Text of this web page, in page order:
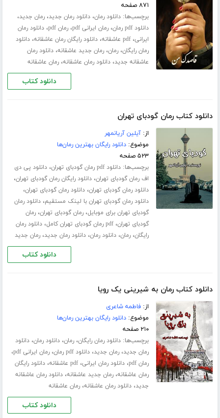
۸۷۱ صفحه
برچسب‌ها:دانلود رمان،دانلود رمان جدید،رمان جدید،
دانلود pdf رمان ،رمان ایرانی pdf ،رمان pdf ،دانلود رمان
ایرانی،pdf عاشقانه ،دانلود رایگان رمان عاشقانه،دانلود
رمان رایگان،رمان،رمان جدید عاشقانه،دانلود رمان
عاشقانه جدید،دانلود رمان عاشقانه،رمان عاشقانه
دانلود کتاب
دانلود کتاب رمان گودبای تهران
از:آیلین آریانمهر
موضوع:دانلود رایگان بهترین رمان‌ها
۵۲۳ صفحه
برچسب‌ها:دانلود pdf رمان گودبای تهران ،دانلود پی دی
اف رمان گودبای تهران،دانلود رایگان رمان گودبای تهران،
دانلود رمان گودبای تهران،دانلود رمان گودبای تهران،
دانلود رمان گودبای تهران با لینک مستقیم،دانلود رمان
گودبای تهران برای موبایل،رمان گودبای تهران،رمان
گودبای تهران،pdf رمان گودبای تهران کامل ،دانلود رمان
رایگان،رمان،دانلود رمان،دانلود رمان جدید،رمان جدید
دانلود کتاب
دانلود کتاب رمان به شیرینی یک رویا
از:فاطمه شاعری
موضوع:دانلود رایگان بهترین رمان‌ها
۲۱۰ صفحه
برچسب‌ها:دانلود رمان رایگان،رمان،دانلود رمان،دانلود
رمان جدید،رمان جدید،دانلود pdf رمان ،رمان ایرانی pdf ،
رمان pdf ،دانلود رمان ایرانی،pdf عاشقانه ،دانلود رایگان
رمان عاشقانه،رمان جدید عاشقانه،دانلود رمان عاشقانه
جدید،دانلود رمان عاشقانه،رمان عاشقانه
دانلود کتاب